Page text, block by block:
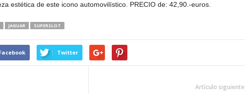
estética de este icono automovilístico. PRECIO de: 42,90.-euros.
JAGUAR SUPERSLOT
Twitter
Artículo siguiente